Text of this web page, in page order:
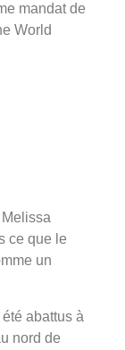
mandat de
World
ce que le
un
abattus à
nord de